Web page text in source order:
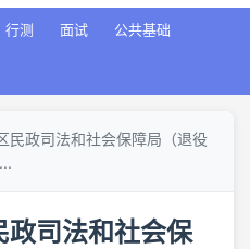
行测 面试 公共基础
民政司法和社会保障局（退役
政司法和社会保